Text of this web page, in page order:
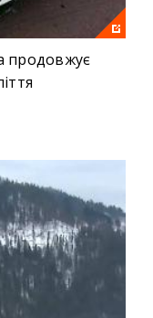
продовжує